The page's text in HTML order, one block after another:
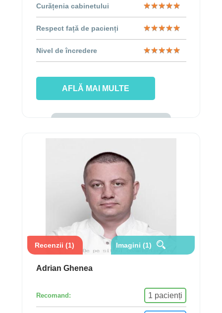
Curățenia cabinetului ★★★★★
★★★★★
Respect față de pacienți ★★★★★
★★★★★
Nivel de încredere ★★★★★
★★★★★
AFLĂ MAI MULTE
Recenzii (1) Imagini (1)
Adrian Ghenea
Recomand: 1 pacienți